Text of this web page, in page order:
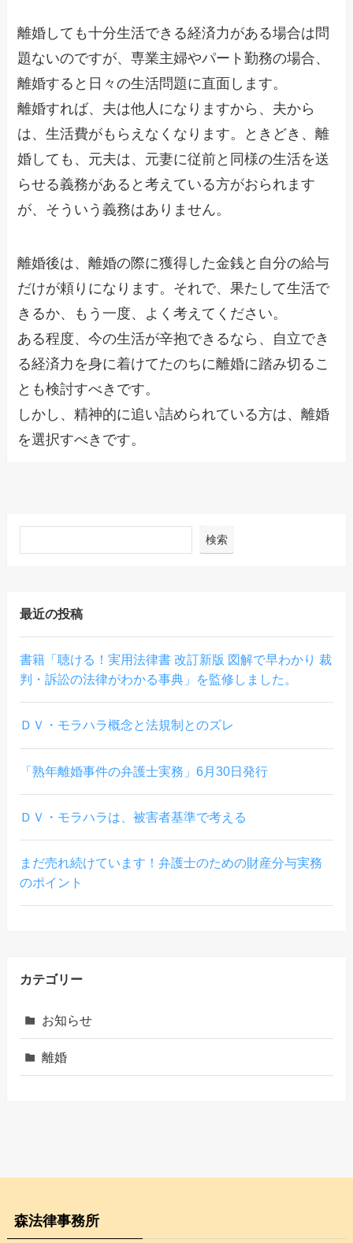
離婚しても十分生活できる経済力がある場合は問
題ないのですが、専業主婦やパート勤務の場合、
離婚すると日々の生活問題に直面します。
離婚すれば、夫は他人になりますから、夫から
は、生活費がもらえなくなります。ときどき、離
婚しても、元夫は、元妻に従前と同様の生活を送
らせる義務があると考えている方がおられます
が、そういう義務はありません。
離婚後は、離婚の際に獲得した金銭と自分の給与
だけが頼りになります。それで、果たして生活で
きるか、もう一度、よく考えてください。
ある程度、今の生活が辛抱できるなら、自立でき
る経済力を身に着けてたのちに離婚に踏み切るこ
とも検討すべきです。
しかし、精神的に追い詰められている方は、離婚
を選択すべきです。
検索
最近の投稿
書籍「聴ける！実用法律書 改訂新版 図解で早わかり 裁
判・訴訟の法律がわかる事典」を監修しました。
ＤＶ・モラハラ概念と法規制とのズレ
「熟年離婚事件の弁護士実務」6月30日発行
ＤＶ・モラハラは、被害者基準で考える
まだ売れ続けています！弁護士のための財産分与実務
のポイント
カテゴリー
お知らせ
離婚
森法律事務所